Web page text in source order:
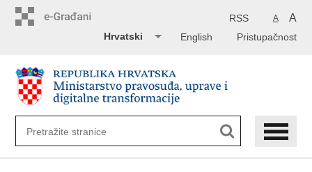
A A
RSS
Pristupačnost
English
Hrvatski